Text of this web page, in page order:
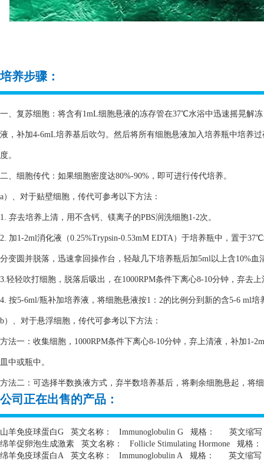
培养步骤：
一、复苏细胞：将含有1mL细胞悬液的冻存管在37℃水浴中迅速摇晃解
液，补加4-6mL培养基后吹匀。然后将所有细胞悬液加入培养瓶中培养
度。
二、细胞传代：如果细胞密度达80%-90%，即可进行传代培养。
a）、对于贴壁细胞，传代可参考以下方法：
1. 弃去培养上清，用不含钙、镁离子的PBS润洗细胞1-2次。
2. 加1-2ml消化液（0.25%Trypsin-0.53mM EDTA）于培养瓶中，置于
分变圆并脱落，迅速拿回操作台，轻敲几下培养瓶后加5ml以上含10%血
3.轻轻吹打细胞，脱落后吸出，在1000RPM条件下离心8-10分钟，弃去
4. 按5-6ml/瓶补加培养液，将细胞悬液按1：2的比例分到新的含5-6 ml培
b）、对于悬浮细胞，传代可参考以下方法：
方法一：收集细胞，1000RPM条件下离心8-10分钟，弃上清液，补加1-
皿中或瓶中。
方法二：可选择半数换液方式，弃半数培养基后，将剩余细胞悬起，将
公司正在出售的产品：
山羊免疫球蛋白G 英文名称： Immunoglobulin G 规格：
英文缩写
绵羊促卵泡生成激素
英文名称： Follicle Stimulating Hormone
规格：
绵羊免疫球蛋白A 英文名称： Immunoglobulin A 规格： 英文缩写